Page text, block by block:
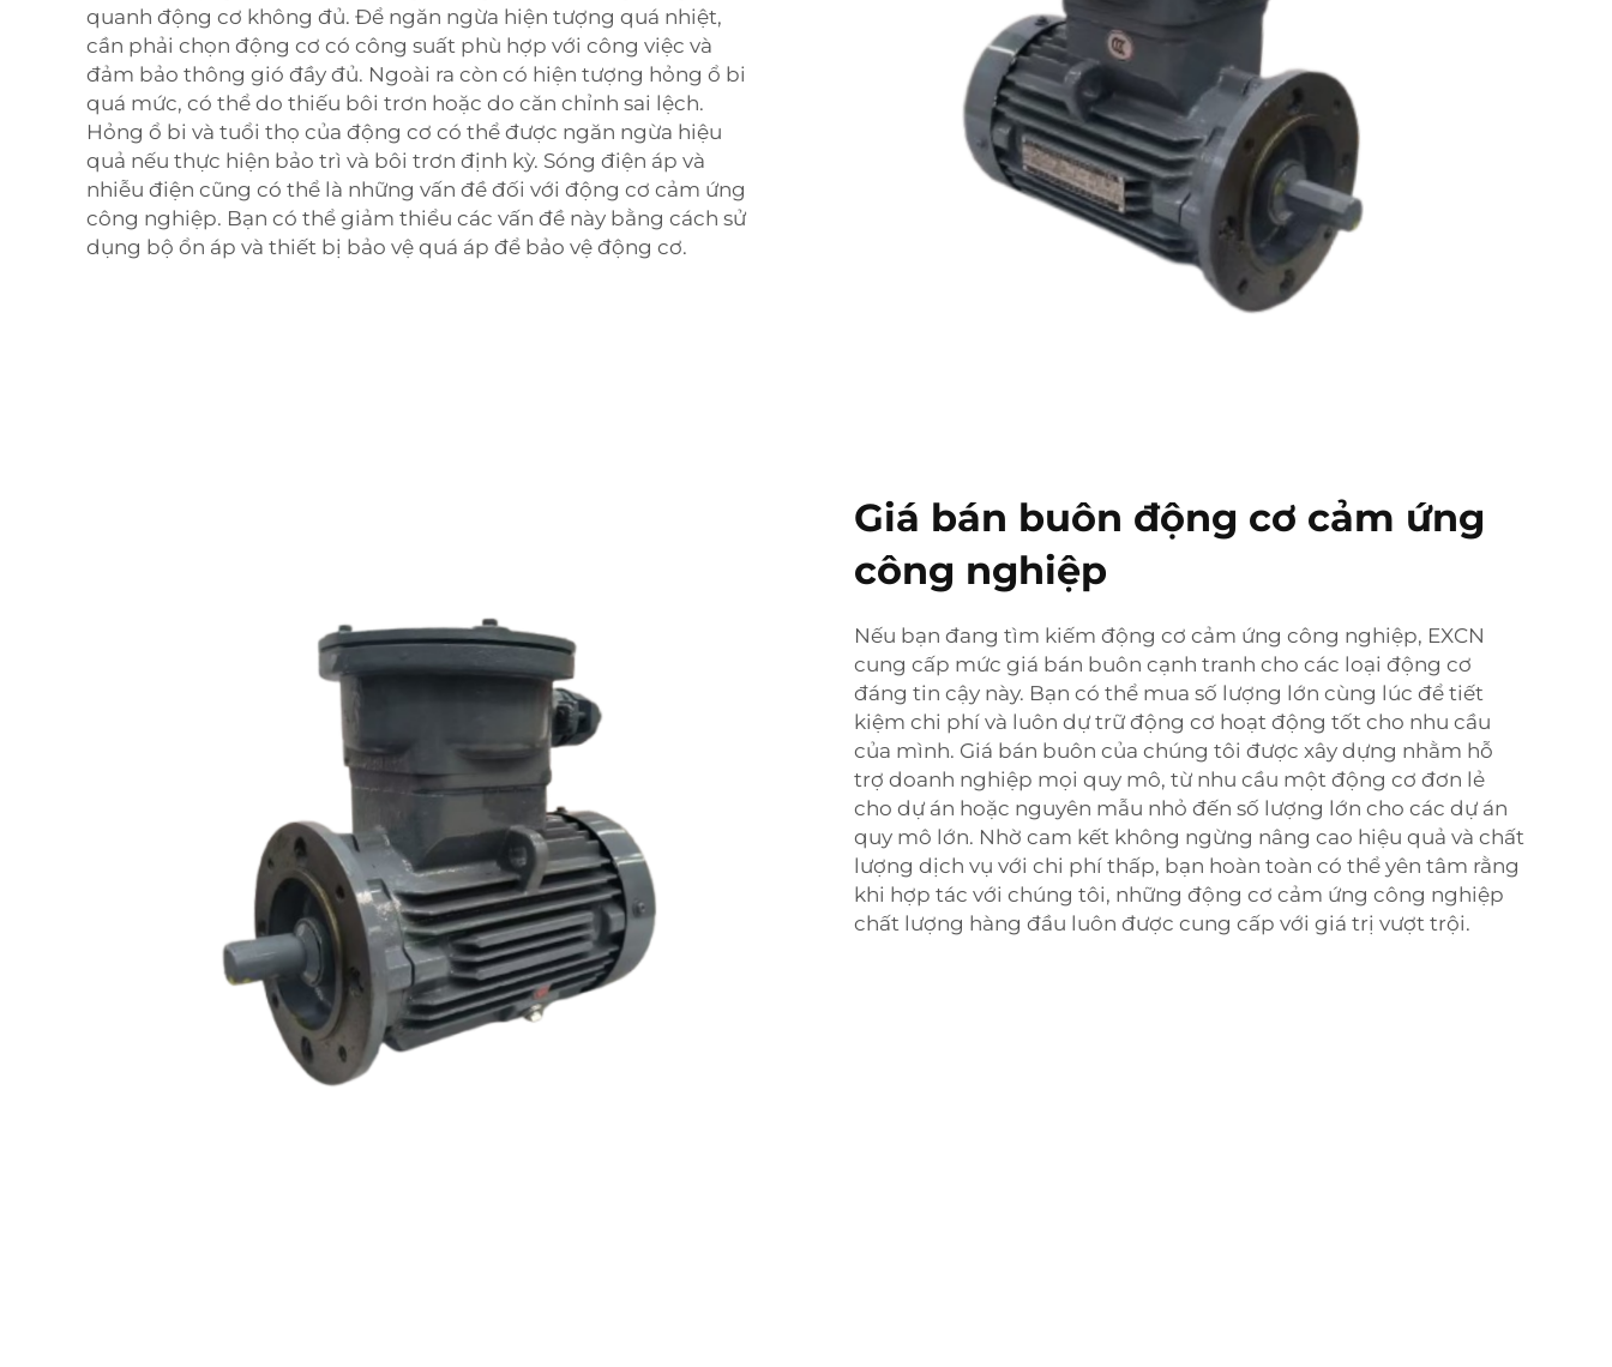
quanh động cơ không đủ. Để ngăn ngừa hiện tượng quá nhiệt,
cần phải chọn động cơ có công suất phù hợp với công việc và
đảm bảo thông gió đầy đủ. Ngoài ra còn có hiện tượng hỏng ổ bi
quá mức, có thể do thiếu bôi trơn hoặc do căn chỉnh sai lệch.
Hỏng ổ bi và tuổi thọ của động cơ có thể được ngăn ngừa hiệu
quả nếu thực hiện bảo trì và bôi trơn định kỳ. Sóng điện áp và
nhiễu điện cũng có thể là những vấn đề đối với động cơ cảm ứng
công nghiệp. Bạn có thể giảm thiểu các vấn đề này bằng cách sử
dụng bộ ổn áp và thiết bị bảo vệ quá áp để bảo vệ động cơ.
Giá bán buôn động cơ cảm ứng
công nghiệp
Nếu bạn đang tìm kiếm động cơ cảm ứng công nghiệp, EXCN
cung cấp mức giá bán buôn cạnh tranh cho các loại động cơ
đáng tin cậy này. Bạn có thể mua số lượng lớn cùng lúc để tiết
kiệm chi phí và luôn dự trữ động cơ hoạt động tốt cho nhu cầu
của mình. Giá bán buôn của chúng tôi được xây dựng nhằm hỗ
trợ doanh nghiệp mọi quy mô, từ nhu cầu một động cơ đơn lẻ
cho dự án hoặc nguyên mẫu nhỏ đến số lượng lớn cho các dự án
quy mô lớn. Nhờ cam kết không ngừng nâng cao hiệu quả và chất
lượng dịch vụ với chi phí thấp, bạn hoàn toàn có thể yên tâm rằng
khi hợp tác với chúng tôi, những động cơ cảm ứng công nghiệp
chất lượng hàng đầu luôn được cung cấp với giá trị vượt trội.